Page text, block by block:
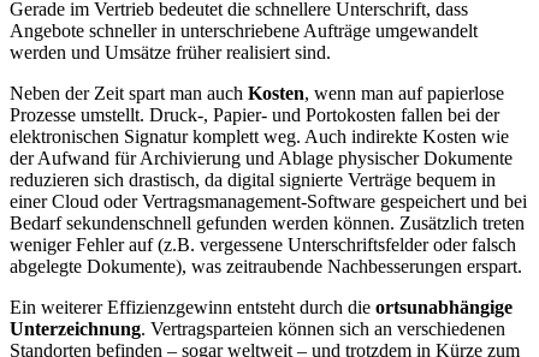
Gerade im Vertrieb bedeutet die schnellere Unterschrift, dass
Angebote schneller in unterschriebene Aufträge umgewandelt
werden und Umsätze früher realisiert sind.
Neben der Zeit spart man auch Kosten, wenn man auf papierlose
Prozesse umstellt. Druck-, Papier- und Portokosten fallen bei der
elektronischen Signatur komplett weg. Auch indirekte Kosten wie
der Aufwand für Archivierung und Ablage physischer Dokumente
reduzieren sich drastisch, da digital signierte Verträge bequem in
einer Cloud oder Vertragsmanagement-Software gespeichert und bei
Bedarf sekundenschnell gefunden werden können. Zusätzlich treten
weniger Fehler auf (z.B. vergessene Unterschriftsfelder oder falsch
abgelegte Dokumente), was zeitraubende Nachbesserungen erspart.
Ein weiterer Effizienzgewinn entsteht durch die ortsunabhängige
Unterzeichnung. Vertragsparteien können sich an verschiedenen
Standorten befinden – sogar weltweit – und trotzdem in Kürze zum